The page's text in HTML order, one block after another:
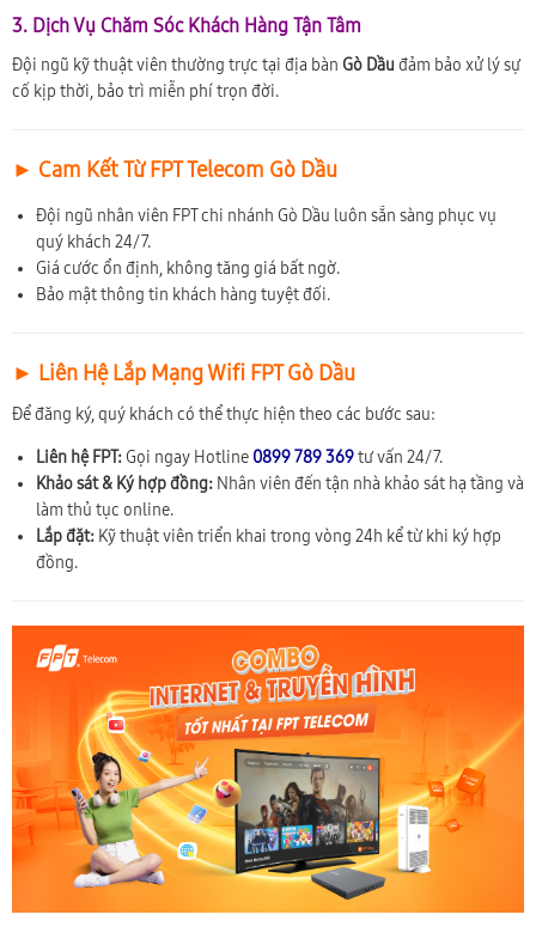
3. Dịch Vụ Chăm Sóc Khách Hàng Tận Tâm
Đội ngũ kỹ thuật viên thường trực tại địa bàn Gò Dầu đảm bảo xử lý sự
cố kịp thời, bảo trì miễn phí trọn đời.
► Cam Kết Từ FPT Telecom Gò Dầu
Đội ngũ nhân viên FPT chi nhánh Gò Dầu luôn sẵn sàng phục vụ
quý khách 24/7.
Giá cước ổn định, không tăng giá bất ngờ.
Bảo mật thông tin khách hàng tuyệt đối.
► Liên Hệ Lắp Mạng Wifi FPT Gò Dầu
Để đăng ký, quý khách có thể thực hiện theo các bước sau:
Liên hệ FPT: Gọi ngay Hotline 0899 789 369tư vấn 24/7.
Khảo sát & Ký hợp đồng: Nhân viên đến tận nhà khảo sát hạ tầng và
làm thủ tục online.
Lắp đặt: Kỹ thuật viên triển khai trong vòng 24h kể từ khi ký hợp
đồng.